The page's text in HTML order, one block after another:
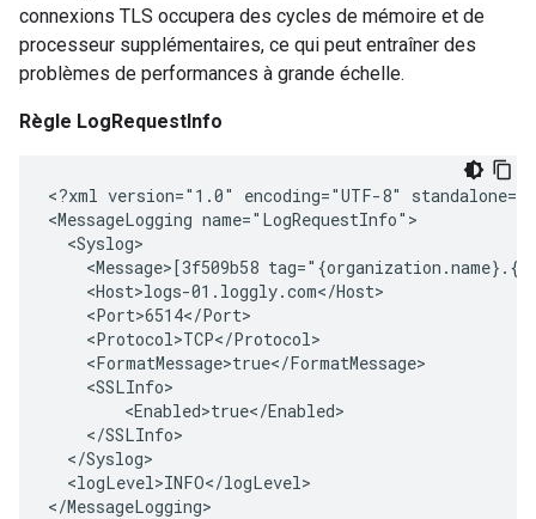
connexions TLS occupera des cycles de mémoire et de
processeur supplémentaires, ce qui peut entraîner des
problèmes de performances à grande échelle.
Règle LogRequestInfo
<?xml version="1.0" encoding="UTF-8"
<MessageLogging name="LogRequestInfo">
  <Syslog>
<Message>[3f509b58
    <Host>logs-01.loggly.com</Host>
    <Port>6514</Port>
    <Protocol>TCP</Protocol>
    <FormatMessage>true</FormatMessage>
    <SSLInfo>
        <Enabled>true</Enabled>
    </SSLInfo>
  </Syslog>
  <logLevel>INFO</logLevel>
</MessageLogging>